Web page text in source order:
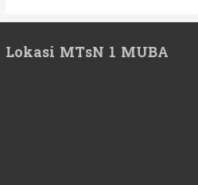
Lokasi MTsN 1 MUBA